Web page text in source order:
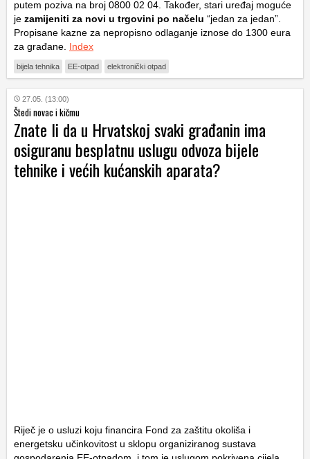
putem poziva na broj 0800 02 04. Također, stari uređaj moguće
je zamijeniti za novi u trgovini po načelu “jedan za jedan”.
Propisane kazne za nepropisno odlaganje iznose do 1300 eura
za građane. Index
bijela tehnika EE-otpad elektronički otpad
27.05. (13:00)
Štedi novac i kičmu
Znate li da u Hrvatskoj svaki građanin ima
osiguranu besplatnu uslugu odvoza bijele
tehnike i većih kućanskih aparata?
Riječ je o usluzi koju financira Fond za zaštitu okoliša i
energetsku učinkovitost u sklopu organiziranog sustava